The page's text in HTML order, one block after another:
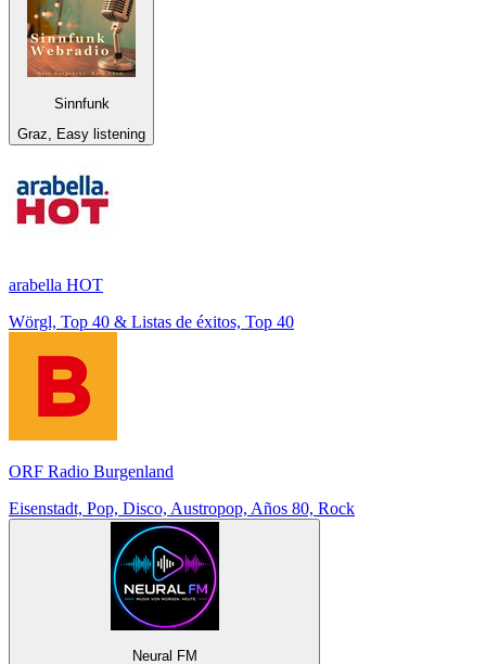
Sinnfunk
Graz, Easy listening
arabella HOT
Wörgl, Top 40 & Listas de éxitos, Top 40
ORF Radio Burgenland
Eisenstadt, Pop, Disco, Austropop, Años 80, Rock
Neural FM